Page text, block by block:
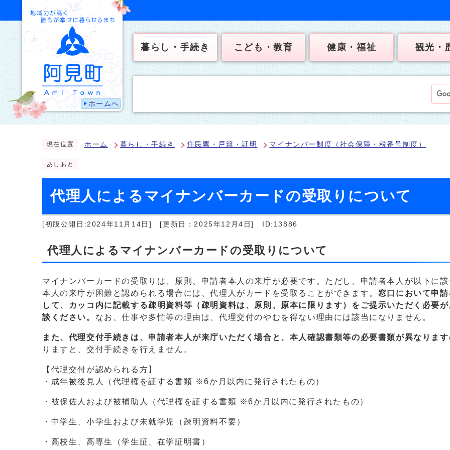
ホームへ
暮らし・手続き こども・教育 健康・福祉 観光・
現在位置 ホーム 暮らし・手続き 住民票・戸籍・証明 マイナンバー制度（社会保障・税番号制度）
あしあと
代理人によるマイナンバーカードの受取りについて
[初版公開日:2024年11月14日] [更新日：2025年12月4日] ID:13886
代理人によるマイナンバーカードの受取りについて
マイナンバーカードの受取りは、原則、申請者本人の来庁が必要です。ただし、申請者本人が以下に
本人の来庁が困難と認められる場合には、代理人がカードを受取ることができます。 窓口において申
して、カッコ内に記載する疎明資料等（ 疎明資料は、原則、原本に限ります）をご提示いただく必要
談ください。 なお、仕事や多忙等の理由は、代理交付のやむを得ない理由には該当になりません。
また、代理交付手続きは、申請者本人が来庁いただく場合と、本人確認書類等の必要書類が異なります
りますと、交付手続きを行えません。
【代理交付が認められる方】
・成年被後見人（代理権を証する書類 ※6か月以内に発行されたもの）
・被保佐人および被補助人（代理権を証する書類 ※6か月以内に発行されたもの）
・中学生、小学生および未就学児（疎明資料不要）
・高校生、高専生（学生証、在学証明書）